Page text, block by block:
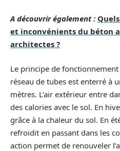
A découvrir également :
et inconvénients du béton
architectes ?
Le principe de
réseau de tubes est enterré à
mètres. L’air extérieur entre
des calories avec le sol. En
grâce à la chaleur du sol. En
refroidit en passant dans les
action permet de renouveler